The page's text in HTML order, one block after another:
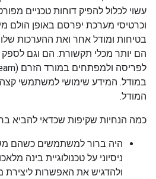
עשוי לכלול להפיק דוחות טכניים
וכרטיסי מערכת יפרסם באופן הולם
בטיחות ומודל אחר ואת ההערכות
במודל. המידע שימושי למשתמשי
המודל.
כמה הנחיות שקיפות שכדאי להביא
היה ברור למשתמשים כשהם
ניסיוני על טכנולוגיית בינה
ולהדגיש את האפשרות ליצירת